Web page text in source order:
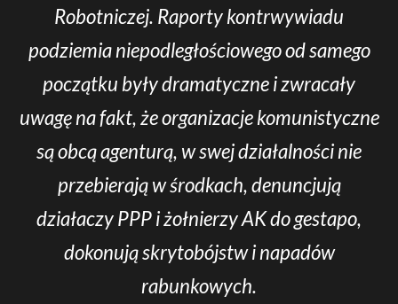
Robotniczej. Raporty kontrwywiadu
podziemia niepodległościowego od samego
początku były dramatyczne i zwracały
uwagę na fakt, że organizacje komunistyczne
są obcą agenturą, w swej działalności nie
przebierają w środkach, denuncjują
działaczy PPP i żołnierzy AK do gestapo,
dokonują skrytobójstw i napadów
rabunkowych.